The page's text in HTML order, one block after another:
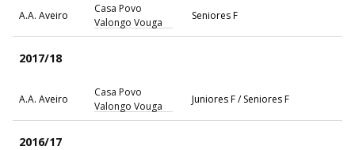
A.A. Aveiro
Casa Povo
Valongo Vouga
Seniores F
2017/18
A.A. Aveiro
Casa Povo
Valongo Vouga
Juniores F / Seniores F
2016/17